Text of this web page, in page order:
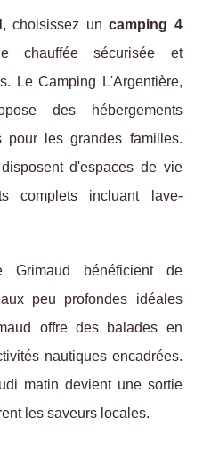
, choisissez uncamping 4
chauffée sécurisée et
Le Camping L'Argentière,
des hébergements
pour les grandes familles.
d'espaces de vie
complets incluant lave-
Grimaud bénéficient de
peu profondes idéales
offre des balades en
nautiques encadrées.
matin devient une sortie
les saveurs locales.